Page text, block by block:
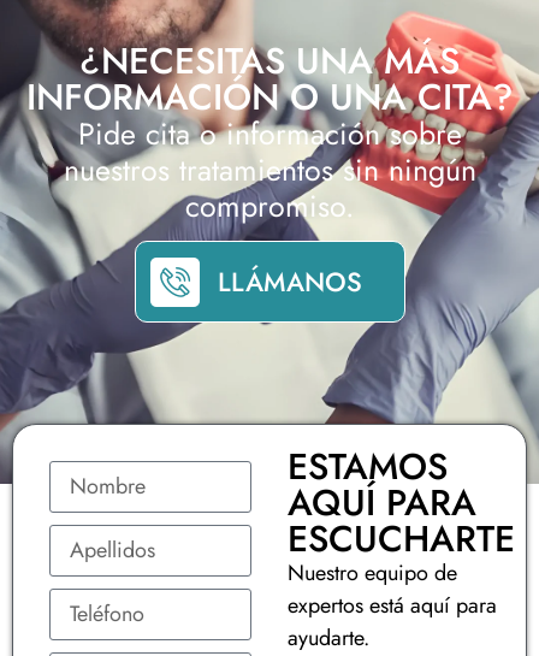
¿NECESITAS UNA MÁS
INFORMACIÓN O UNA CITA?
Pide cita o información sobre
nuestros tratamientos sin ningún
compromiso.
LLÁMANOS
ESTAMOS
AQUÍ PARA
ESCUCHARTE
Nuestro equipo de
expertos está aquí para
ayudarte.